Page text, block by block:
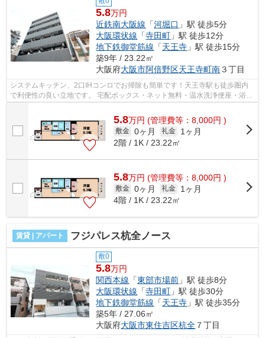
5.8万円
近鉄南大阪線 「河堀口 」駅 徒歩5分
大阪環状線 「寺田町 」駅 徒歩12分
地下鉄御堂筋線 「天王寺 」駅 徒歩15分
築9年 / 23.22㎡
大阪府大阪市阿倍野区天王寺町南３丁目
システムキッチン、2口IHコンロでお掃除も簡単です！天王寺駅も徒歩圏内
で利便性の良い立地です。 宅配ボックス・ネット無料・温水洗浄便座・浴室
5.8万円 (管理費等：8,000円 )
敷金 0ヶ月 礼金
1ヶ月
2階 / 1K / 23.22㎡
5.8万円 (管理費等：8,000円 )
敷金 0ヶ月 礼金
1ヶ月
4階 / 1K / 23.22㎡
賃貸 | アパート フジパレス杭全ノース
敷0
5.8万円
関西本線 「東部市場前 」駅 徒歩8分
大阪環状線 「寺田町 」駅 徒歩30分
地下鉄御堂筋線 「天王寺 」駅 徒歩35分
築5年 / 27.06㎡
大阪府大阪市東住吉区杭全 ７丁目